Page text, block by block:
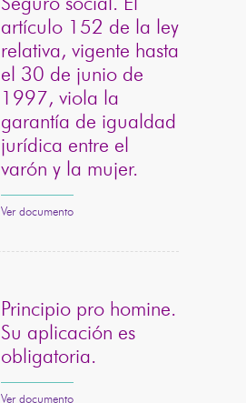
artículo 152 de la ley
relativa, vigente hasta
el 30 de junio de
1997, viola la
garantía de igualdad
jurídica entre el
varón y la mujer.
Ver documento
Principio pro homine.
Su aplicación es
obligatoria.
Ver documento